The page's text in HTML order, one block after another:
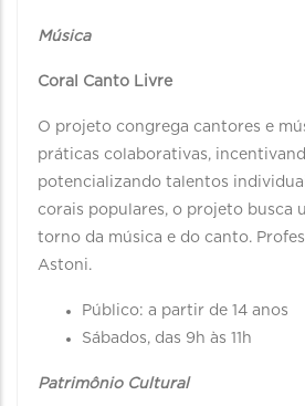
Música
Coral Canto Livre
O projeto congrega cantores e
práticas colaborativas,
potencializando talentos
corais populares, o projeto busca
torno da música e do canto.
Astoni.
Público: a partir de 14 anos
Sábados, das 9h às 11h
Patrimônio Cultural